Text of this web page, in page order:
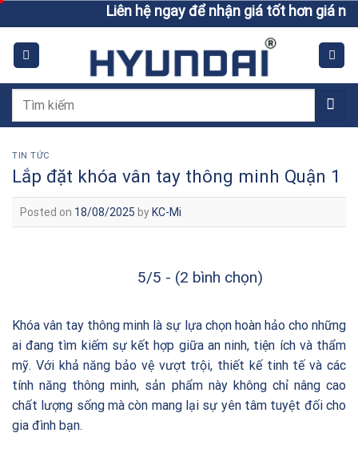
to
content
Liên hệ ngay để nhận giá tốt hơn giá niêm yết
Tìm
TIN TỨC
Lắp đặt khóa vân tay thông minh Quận 1
Posted on 18/08/2025 by KC-Mi
5/5 - (2 bình chọn)
Khóa vân tay thông minh là sự lựa chọn hoàn hảo cho những
ai đang tìm kiếm sự kết hợp giữa an ninh, tiện ích và thẩm
mỹ. Với khả năng bảo vệ vượt trội, thiết kế tinh tế và các
tính năng thông minh, sản phẩm này không chỉ nâng cao
chất lượng sống mà còn mang lại sự yên tâm tuyệt đối cho
gia đình bạn.